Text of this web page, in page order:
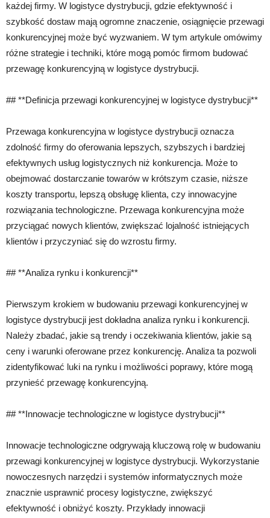
każdej firmy. W logistyce dystrybucji, gdzie efektywność i
szybkość dostaw mają ogromne znaczenie, osiągnięcie przewagi
konkurencyjnej może być wyzwaniem. W tym artykule omówimy
różne strategie i techniki, które mogą pomóc firmom budować
przewagę konkurencyjną w logistyce dystrybucji.
## **Definicja przewagi konkurencyjnej w logistyce dystrybucji**
Przewaga konkurencyjna w logistyce dystrybucji oznacza
zdolność firmy do oferowania lepszych, szybszych i bardziej
efektywnych usług logistycznych niż konkurencja. Może to
obejmować dostarczanie towarów w krótszym czasie, niższe
koszty transportu, lepszą obsługę klienta, czy innowacyjne
rozwiązania technologiczne. Przewaga konkurencyjna może
przyciągać nowych klientów, zwiększać lojalność istniejących
klientów i przyczyniać się do wzrostu firmy.
## **Analiza rynku i konkurencji**
Pierwszym krokiem w budowaniu przewagi konkurencyjnej w
logistyce dystrybucji jest dokładna analiza rynku i konkurencji.
Należy zbadać, jakie są trendy i oczekiwania klientów, jakie są
ceny i warunki oferowane przez konkurencję. Analiza ta pozwoli
zidentyfikować luki na rynku i możliwości poprawy, które mogą
przynieść przewagę konkurencyjną.
## **Innowacje technologiczne w logistyce dystrybucji**
Innowacje technologiczne odgrywają kluczową rolę w budowaniu
przewagi konkurencyjnej w logistyce dystrybucji. Wykorzystanie
nowoczesnych narzędzi i systemów informatycznych może
znacznie usprawnić procesy logistyczne, zwiększyć
efektywność i obniżyć koszty. Przykłady innowacji